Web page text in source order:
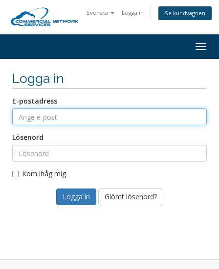
Svenska Logga in Se kundvagnen
Logga in
E-postadress
Lösenord
Kom ihåg mig
Glömt lösenord?